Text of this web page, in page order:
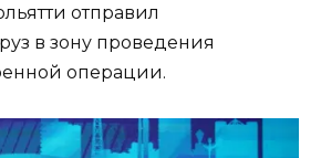
отправил
в зону проведения
операции.